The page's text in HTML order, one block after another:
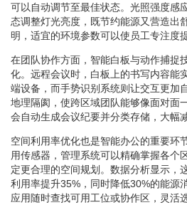
可以自动调节至最佳状态。光照强度感
态调整灯光亮度，既节约能源又营造出
明，适宜的环境参数可以使员工专注度
在团队协作方面，智能白板与动作捕捉
化。远程会议时，白板上的书写内容能
端设备，而手势识别系统则让交互更加
地理隔阂，使跨区域团队能够像面对面
会自动生成会议纪要并分类存储，大幅
空间利用率优化也是智能办公的重要环
用传感器，管理系统可以精确掌握各个
定更合理的空间规划。数据分析显示，
利用率提升35%，同时降低30%的能源
应用随时查找可用工位或协作区，灵活